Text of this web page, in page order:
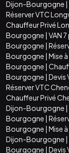
Dijon-Bourgogne |
Réserver VTC
Chauffeur Privé
Bourgogne | VAN
Bourgogne |
Bourgogne | Mise
Bourgogne |
Bourgogne | Devis
Réserver VTC
Chauffeur Privé
Dijon-Bourgogne |
Bourgogne |
Bourgogne | Mise
Dijon-Bourgogne |
Bourgogne | Devis